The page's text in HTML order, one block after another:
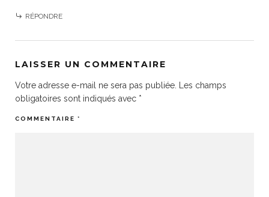
RÉPONDRE
LAISSER UN COMMENTAIRE
Votre adresse e-mail ne sera pas publiée.
Les champs
obligatoires sont indiqués avec *
COMMENTAIRE *